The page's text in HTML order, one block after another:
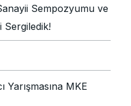
Sempozyumu ve
Sergiledik!
Yarışmasına MKE